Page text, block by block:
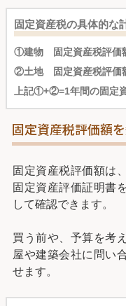
固定資産税の具体的な
①建物 固定資産税評価
②土地 固定資産税評価
上記①+②=1年間の固定
固定資産税評価額
固定資産税評価額は
固定資産評価証明書
して確認できます。
買う前や、予算を考
屋や建築会社に問い
せます。